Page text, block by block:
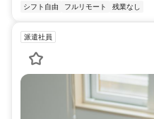
シフト自由 フルリモート 残業なし
派遣社員